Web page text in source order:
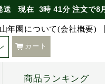
送 現在 3時 41分注文で8
山年園について(会社概要)
カート
商品ランキング